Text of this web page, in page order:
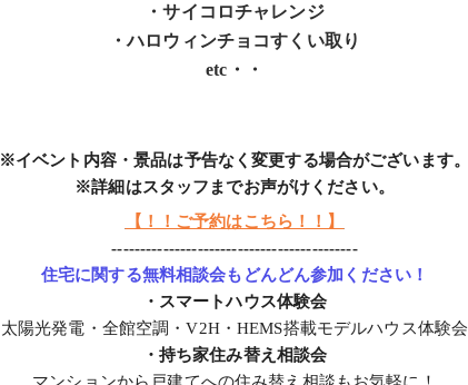
・サイコロチャレンジ
・ハロウィンチョコすくい取り
etc・・
※イベント内容・景品は予告なく変更する場合がございます。
※詳細はスタッフまでお声がけください。
【！！ご予約はこちら！！】
-------------------------------------------
住宅に関する無料相談会もどんどん参加ください！
・スマートハウス体験会
太陽光発電・全館空調・V2H・HEMS搭載モデルハウス体験会
・持ち家住み替え相談会
マンションから戸建てへの住み替え相談もお気軽に！